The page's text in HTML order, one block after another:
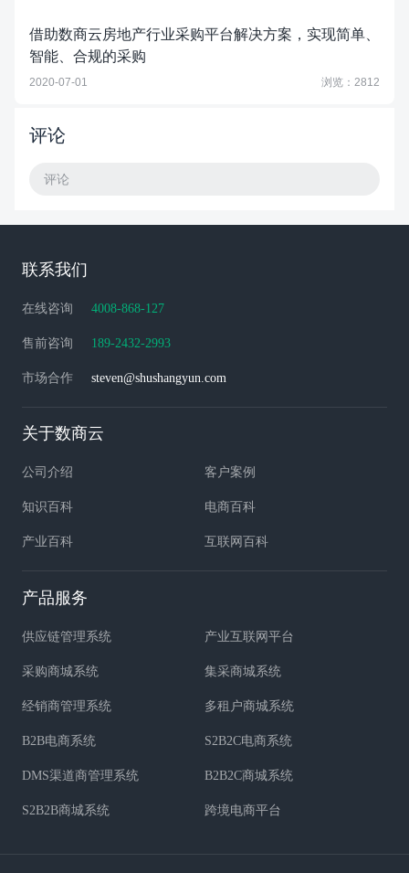
借助数商云房地产行业采购平台解决方案，实现简单、
智能、合规的采购
2020-07-01 浏览：2812
评论
评论
联系我们
在线咨询 4008-868-127
售前咨询 189-2432-2993
市场合作 steven@shushangyun.com
关于数商云
公司介绍 客户案例
知识百科 电商百科
产业百科 互联网百科
产品服务
供应链管理系统 产业互联网平台
采购商城系统 集采商城系统
经销商管理系统 多租户商城系统
B2B电商系统 S2B2C电商系统
DMS渠道商管理系统 B2B2C商城系统
S2B2B商城系统 跨境电商平台